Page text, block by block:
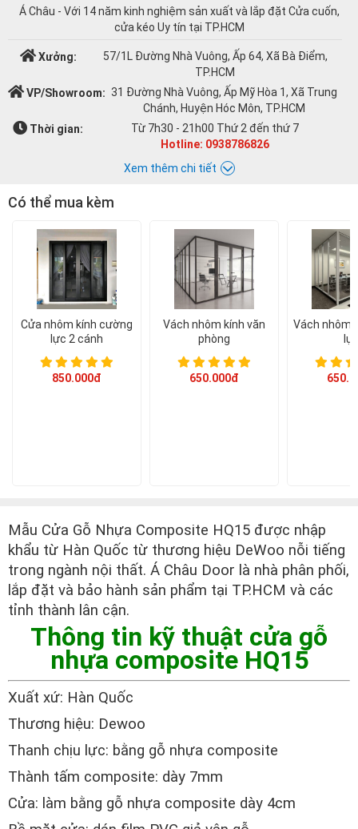
Á Châu - Với 14 năm kinh nghiệm sản xuất và lắp đặt Cửa cuốn,
cửa kéo Uy tín tại TP.HCM
Xưởng:
57/1L Đường Nhà Vuông, Ấp 64, Xã Bà Điểm,
TP.HCM
VP/Showroom: 31 Đường Nhà Vuông, Ấp Mỹ Hòa 1, Xã Trung
Chánh, Huyện Hóc Môn, TP.HCM
Thời gian:
Từ 7h30 - 21h00 Thứ 2 đến thứ 7
Hotline: 0938786826
Xem thêm chi tiết
Chat với Á CHÂU:
Á CHÂU
0938786826
Email:cuacuonachau@gmail.com
Có thể mua kèm
Cửa nhôm kính cường
lực 2 cánh
850.000đ
Vách nhôm kính văn
phòng
650.000đ
Vách nhôm
Mẫu Cửa Gỗ Nhựa Composite HQ15 được nhập
khẩu từ Hàn Quốc từ thương hiệu DeWoo nỗi tiếng
trong ngành nội thất. Á Châu Door là nhà phân phối,
lắp đặt và bảo hành sản phẩm tại TP.HCM và các
tỉnh thành lân cận.
Thông tin kỹ thuật cửa gỗ
nhựa composite HQ15
Xuất xứ: Hàn Quốc
Thương hiệu: Dewoo
Thanh chịu lực: bằng gỗ nhựa composite
Thành tấm composite: dày 7mm
Cửa: làm bằng gỗ nhựa composite dày 4cm